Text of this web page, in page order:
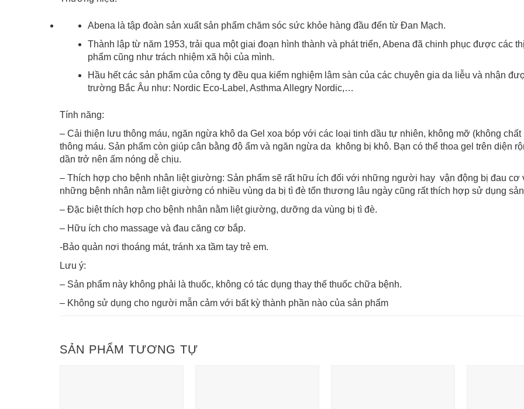
Abena là tập đoàn sản xuất sản phẩm chăm sóc sức khỏe hàng đầu đến từ Đan Mạch.
Thành lập từ năm 1953, trải qua một giai đoạn hình thành và phát triển, Abena đã chinh phục được các
phẩm cũng như trách nhiệm xã hội của mình.
Hầu hết các sản phẩm của công ty đều qua kiểm nghiệm lâm sàn của các chuyên gia da liễu và nhận
trường Bắc Âu như: Nordic Eco-Label, Asthma Allegry Nordic,…
Tính năng:
– Cải thiện lưu thông máu, ngăn ngừa khô da Gel xoa bóp với các loại tinh dầu tự nhiên, không mỡ (không
thông máu. Sản phẩm còn giúp cân bằng độ ẩm và ngăn ngừa da không bị khô. Bạn có thể thoa gel trên diện
dần trở nên ấm nóng dễ chịu.
– Thích hợp cho bệnh nhân liệt giường: Sản phẩm sẽ rất hữu ích đối với những người hay vận động bị đau
những bệnh nhân nằm liệt giường có nhiều vùng da bị tì đè tổn thương lâu ngày cũng rất thích hợp sử dụng
– Đặc biệt thích hợp cho bệnh nhân nằm liệt giường, dưỡng da vùng bị tì đè.
– Hữu ích cho massage và đau căng cơ bắp.
-Bảo quản nơi thoáng mát, tránh xa tầm tay trẻ em.
Lưu ý:
– Sản phẩm này không phải là thuốc, không có tác dụng thay thế thuốc chữa bệnh.
– Không sử dụng cho người mẫn cảm với bất kỳ thành phần nào của sản phẩm
SẢN PHẨM TƯƠNG TỰ